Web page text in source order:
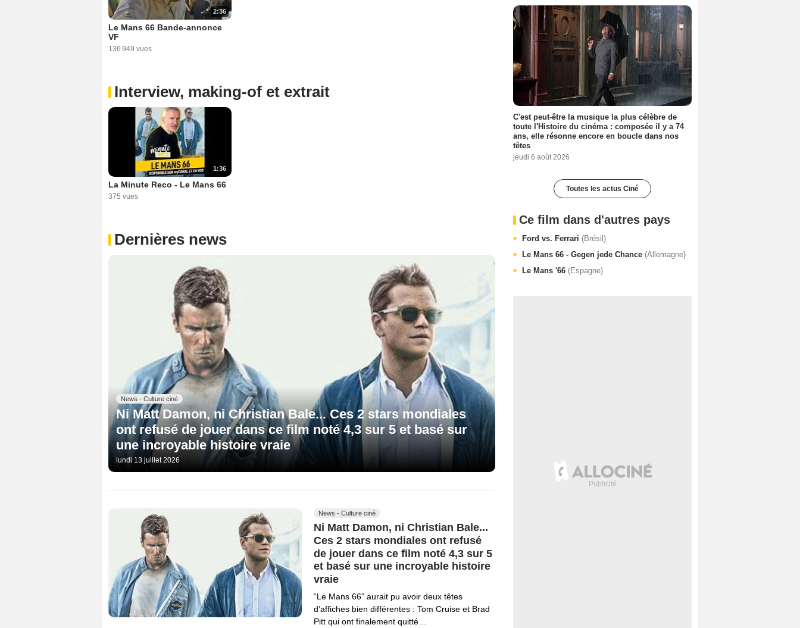
2:36
Le Mans 66 Bande-annonce
VF
136 949 vues
Interview, making-of et extrait
1:36
La Minute Reco - Le Mans 66
375 vues
Dernières news
News - Culture ciné
Ni Matt Damon, ni Christian Bale... Ces 2 stars mondiales
ont refusé de jouer dans ce film noté 4,3 sur 5 et basé sur
une incroyable histoire vraie
lundi 13 juillet 2026
News - Culture ciné
Ni Matt Damon, ni Christian Bale...
Ces 2 stars mondiales ont refusé
de jouer dans ce film noté 4,3 sur 5
et basé sur une incroyable histoire
vraie
“Le Mans 66” aurait pu avoir deux têtes
d’affiches bien différentes : Tom Cruise et Brad
Pitt qui ont finalement quitté…
C'est peut-être la musique la plus célèbre de
toute l'Histoire du cinéma : composée il y a 74
ans, elle résonne encore en boucle dans nos
têtes
jeudi 6 août 2026
Toutes les actus Ciné
Ce film dans d'autres pays
Ford vs. Ferrari (Brésil)
Le Mans 66 - Gegen jede Chance (Allemagne)
Le Mans '66 (Espagne)